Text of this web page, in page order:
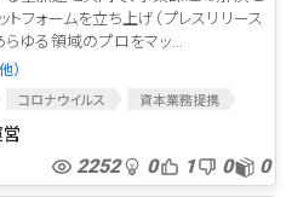
フォームを立ち上げ（プレスリリース
らゆる領域のプロをマッ...
）
コロナウイルス
資本業務提携
コロナウィルスによる経済対策
2252 0 1 0 0